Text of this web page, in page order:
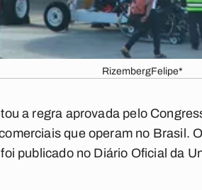
RizembergFelipe*
a regra aprovada pelo
que operam no Brasil.
publicado no Diário Oficial da